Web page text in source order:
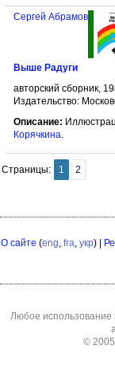
Сергей Абрамов
Выше Радуги
авторский сборник,
Издательство:
Описание:
Корячкина.
Страницы: 1 2
О сайте (eng, fra, укр) |
Любое использование
©